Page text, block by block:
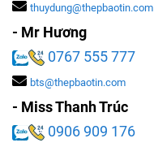
thuydung@thepbaotin.com
- Mr Hương
0767 555 777
bts@thepbaotin.com
- Miss Thanh Trúc
0906 909 176